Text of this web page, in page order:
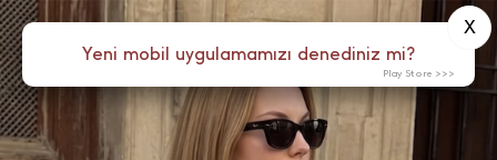
Menü
Yeni mobil uygulamamızı denediniz mi?
X
Play Store >>>